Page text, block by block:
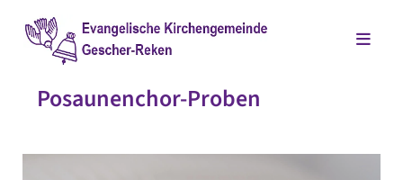
Posaunenchor-Proben